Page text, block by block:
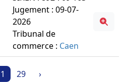
Jugement : 09-07-
2026
Tribunal de
commerce : Caen
1 29 ›